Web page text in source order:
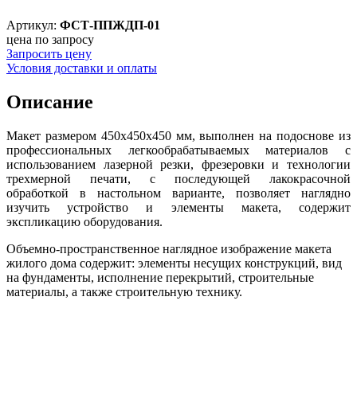
Артикул: ФСТ-ППЖДП-01
цена по запросу
Запросить цену
Условия доставки и оплаты
Описание
Макет размером 450х450х450 мм, выполнен на подоснове из
профессиональных легкообрабатываемых материалов с
использованием лазерной резки, фрезеровки и технологии
трехмерной печати, с последующей лакокрасочной
обработкой в настольном варианте, позволяет наглядно
изучить устройство и элементы макета, содержит
экспликацию оборудования.
Объемно-пространственное наглядное изображение макета
жилого дома содержит: элементы несущих конструкций, вид
на фундаменты, исполнение перекрытий, строительные
материалы, а также строительную технику.